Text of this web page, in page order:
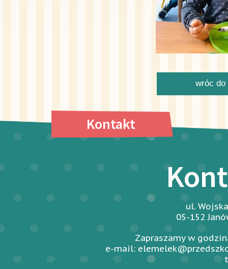
Kontakt
ul.
05-152
Zapraszamy w
e-mail:
wróc do